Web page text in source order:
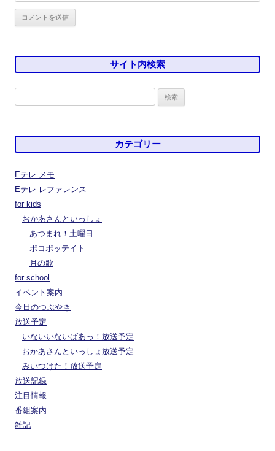
サイト内検索
索:
カテゴリー
Eテレ メモ
Eテレ レファレンス
for kids
おかあさんといっしょ
あつまれ！土曜日
ポコポッテイト
月の歌
for school
イベント案内
今日のつぶやき
放送予定
いないいないばあっ！放送予定
おかあさんといっしょ放送予定
みいつけた！放送予定
放送記録
注目情報
番組案内
雑記